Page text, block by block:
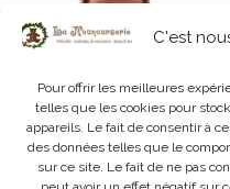
C'est
Pour offrir les meilleures
telles que les cookies pour
appareils. Le fait de consentir à
des données telles que le
sur ce site. Le fait de ne pas